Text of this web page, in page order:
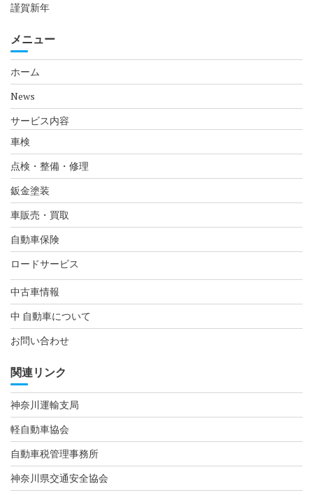
謹賀新年
メニュー
ホーム
News
サービス内容
車検
点検・整備・修理
鈑金塗装
車販売・買取
自動車保険
ロードサービス
中古車情報
中 自動車について
お問い合わせ
関連リンク
神奈川運輸支局
軽自動車協会
自動車税管理事務所
神奈川県交通安全協会